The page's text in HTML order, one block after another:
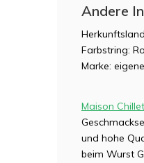
Andere
Farbstring:
Marke:
Maison
und hohe
beim Wurst